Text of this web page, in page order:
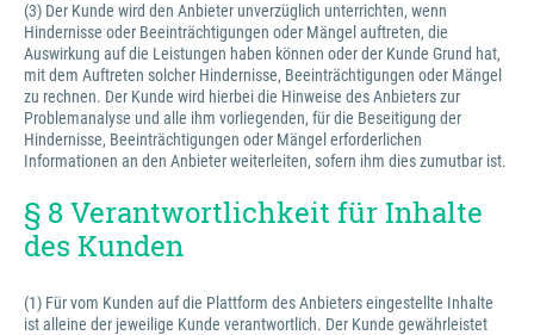
(3) Der Kunde wird den Anbieter unverzüglich unterrichten, wenn
Hindernisse oder Beeinträchtigungen oder Mängel auftreten, die
Auswirkung auf die Leistungen haben können oder der Kunde Grund hat,
mit dem Auftreten solcher Hindernisse, Beeinträchtigungen oder Mängel
zu rechnen. Der Kunde wird hierbei die Hinweise des Anbieters zur
Problemanalyse und alle ihm vorliegenden, für die Beseitigung der
Hindernisse, Beeinträchtigungen oder Mängel erforderlichen
Informationen an den Anbieter weiterleiten, sofern ihm dies zumutbar ist.
§ 8 Verantwortlichkeit für Inhalte
des Kunden
(1) Für vom Kunden auf die Plattform des Anbieters eingestellte Inhalte
ist alleine der jeweilige Kunde verantwortlich. Der Kunde gewährleistet